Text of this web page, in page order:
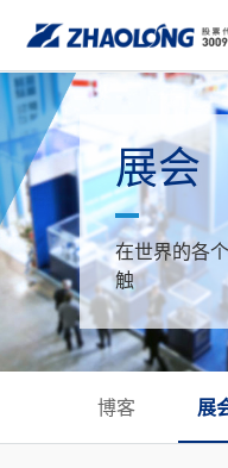
展会
在世界的各
触
博客 展